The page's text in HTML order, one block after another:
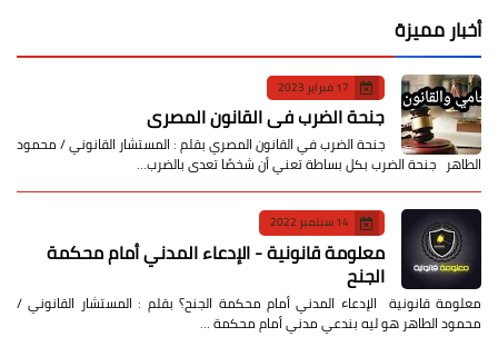
أخبار مميزة
17 فبراير 2023
جنحة الضرب في القانون المصري
جنحة الضرب في القانون المصري بقلم : المستشار القانوني / محمود
الطاهر جنحة الضرب بكل بساطة تعني أن شخصًا تعدى بالضرب…
14 سبتمبر 2022
معلومة قانونية - الإدعاء المدني أمام محكمة
الجنح
معلومة قانونية الإدعاء المدني أمام محكمة الجنح؟ بقلم : المستشار القانوني /
محمود الطاهر هو ليه بندعي مدني أمام محكمة …